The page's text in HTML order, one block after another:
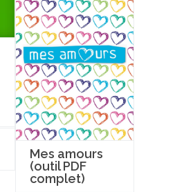
Mes amours
(outil PDF
complet)